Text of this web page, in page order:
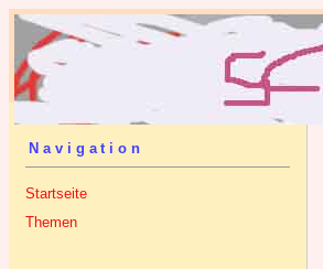
Navigation
Startseite
Themen